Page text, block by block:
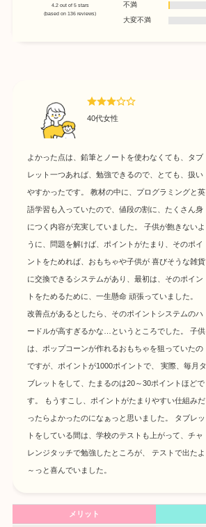
4.2 out of 5 stars
(based on 136 reviews)
不満
大変不満
40代女性
よかった点は、鉛筆とノートを使わなくても、タブ
レット一つあれば、勉強できるので、とても、扱い
やすかったです。 教材の中に、プログラミングと英
語学習も入っていたので、値段の割に、たくさん身
につく内容が充実していました。 子供が飽きないよ
うに、問題を解けば、ポイントがたまり、そのポイ
ントをためれば、おもちゃや子供が 喜びそうな雑貨
に交換できるシステムがあり、最初は、そのポイン
トをためるために、一生懸命 頑張っていました。
改善点があるとしたら、そのポイントシステムのハ
ードルが高すぎるかな…というところでした。 子供
は、ポップコーンが作れるおもちゃを狙っていたの
ですが、ポイントが1000ポイントで、 実際、毎月タ
ブレットをして、たまるのは20～30ポイントほどで
す。 もうすこし、ポイントがたまりやすい仕組みだ
ったらよかったのになぁっと思いました。 タブレッ
トをしている間は、学校のテストも上がって、チャ
レンジタッチで勉強したところが、 テストで出たよ
～っと喜んでいました。
メリット